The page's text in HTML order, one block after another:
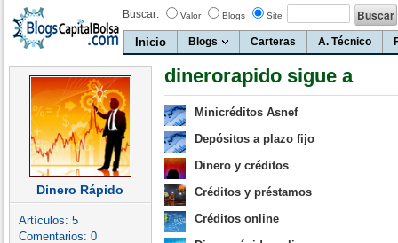
Buscar: Valor Blogs Site
Inicio Blogs Carteras A. Técnico
Dinero Rápido
Artículos: 5
Comentarios: 0
dinerorapido sigue a
Minicréditos Asnef
Depósitos a plazo fijo
Dinero y créditos
Créditos y préstamos
Créditos online